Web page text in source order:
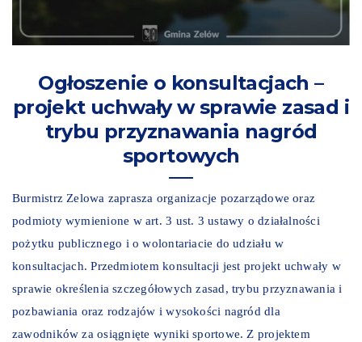
Ogłoszenie o konsultacjach –
projekt uchwały w sprawie zasad i
trybu przyznawania nagród
sportowych
Burmistrz Zelowa zaprasza organizacje pozarządowe oraz
podmioty wymienione w art. 3 ust. 3 ustawy o działalności
pożytku publicznego i o wolontariacie do udziału w
konsultacjach. Przedmiotem konsultacji jest projekt uchwały w
sprawie określenia szczegółowych zasad, trybu przyznawania i
pozbawiania oraz rodzajów i wysokości nagród dla
zawodników za osiągnięte wyniki sportowe. Z projektem